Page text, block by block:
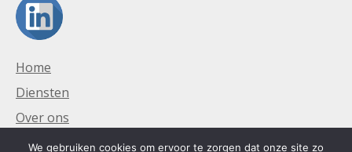
Home
Diensten
Over ons
Projecten
We gebruiken cookies om ervoor te zorgen dat onze site zo